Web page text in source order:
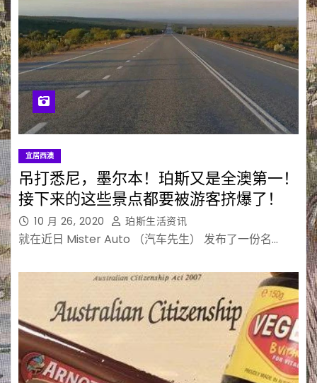
宜居西澳
吊打悉尼，墨尔本！珀斯又是全澳第一！
接下来的这些景点都要被游客挤爆了！
10 月 26, 2020 珀斯生活资讯
就在近日 Mister Auto （汽车先生） 发布了一份名…